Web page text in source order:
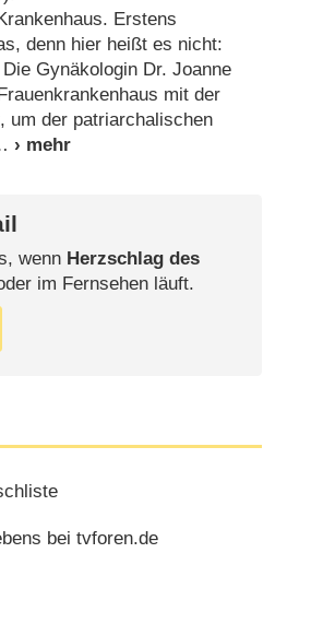
Erstens
denn hier heißt es nicht:
Gynäkologin Dr. Joanne
mit der
um der patriarchalischen
wenn Herzschlag des
im Fernsehen läuft.
bei tvforen.de